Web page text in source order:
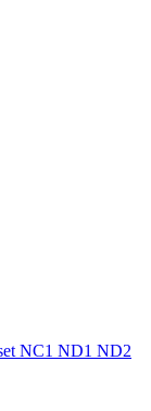
NC1 ND1 ND2